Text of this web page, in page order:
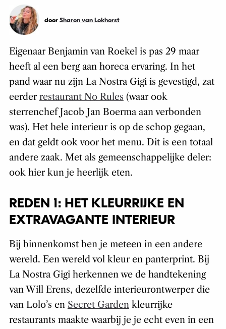
door Sharon van Lokhorst
Eigenaar Benjamin van Roekel is pas 29 maar
heeft al een berg aan horeca ervaring. In het
pand waar nu zijn La Nostra Gigi is gevestigd, zat
eerderrestaurant No Rules (waar ook
sterrenchef Jacob Jan Boerma aan verbonden
was). Het hele interieur is op de schop gegaan,
en dat geldt ook voor het menu. Dit is een totaal
andere zaak. Met als gemeenschappelijke deler:
ook hier kun je heerlijk eten.
REDEN 1: HET KLEURRIJKE EN
EXTRAVAGANTE INTERIEUR
Bij binnenkomst ben je meteen in een andere
wereld. Een wereld vol kleur en panterprint. Bij
La Nostra Gigi herkennen we de handtekening
van Will Erens, dezelfde interieurontwerper die
van Lolo’s en Secret Gardenkleurrijke
restaurants maakte waarbij je je echt even in een